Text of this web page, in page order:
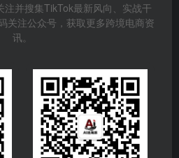
并搜集TikTok最新风向、实战干
关注公众号，获取更多跨境电商资
讯。